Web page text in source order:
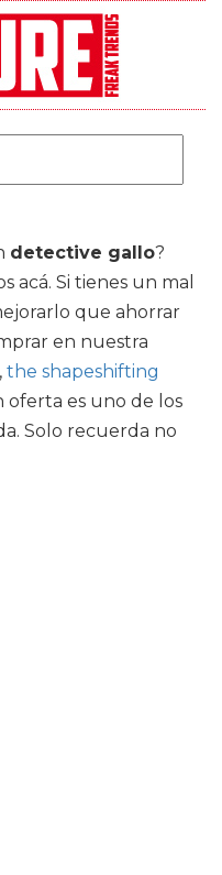
detective gallo?
acá. Si tienes un mal
que ahorrar
en nuestra
the shapeshifting
oferta es uno de los
Solo recuerda no